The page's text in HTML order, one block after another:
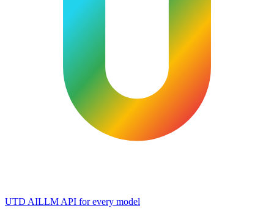
UTD AILLM API for every model